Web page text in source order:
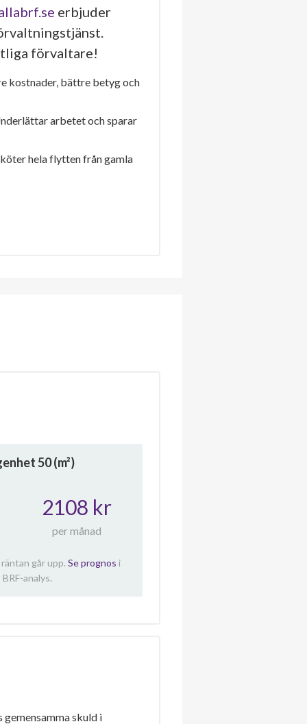
erbjuder
förvaltare!
kostnader, bättre betyg och
arbetet och sparar
hela flytten från gamla
50(m²)
2108 kr
per månad
går upp. Se prognos i
analys.
gemensamma skuld i